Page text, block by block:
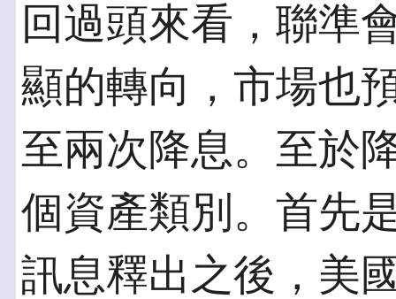
回過頭來看，聯準
顯的轉向，市場也
至兩次降息。至於
個資產類別。首先
訊息釋出之後，美